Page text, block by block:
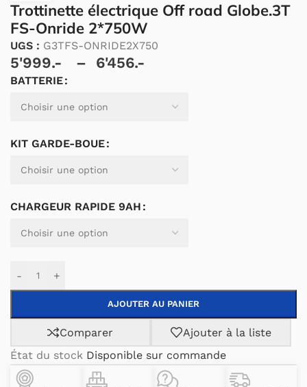
Trottinette électrique Off road Globe.3T
FS-Onride 2*750W
UGS : G3TFS-ONRIDE2X750
5'999.- – 6'456.-
BATTERIE
KIT GARDE-BOUE
CHARGEUR RAPIDE 9AH
- +
AJOUTER AU PANIER
Alternative:
Comparer
Ajouter à la liste
État du stock Disponible sur commande